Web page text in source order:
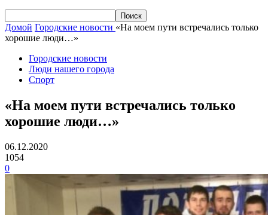
Домой Городские новости «На моем пути встречались только
хорошие люди…»
Городские новости
Люди нашего города
Спорт
«На моем пути встречались только
хорошие люди…»
06.12.2020
1054
0